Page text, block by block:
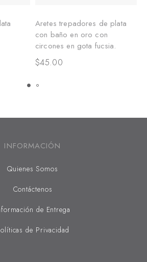
Aretes trepadores de plata
con baño en oro con
circones en gota fucsia.
$45.00
INFORMACIÓN
Quienes Somos
Contáctenos
de Entrega
de Privacidad